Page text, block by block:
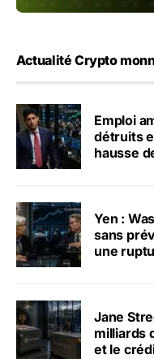
Actualité Crypto
Emploi
détruits
hausse
Yen :
sans
une
Jane
milliards
et le